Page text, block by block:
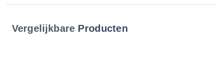
Vergelijkbare Producten